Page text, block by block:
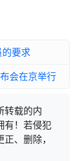
要求
会在京举行
转载的内
有！若侵犯
、删除，